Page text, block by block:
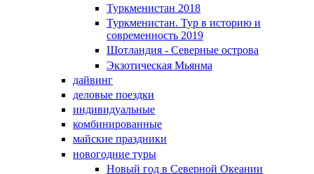
Туркменистан 2018
Туркменистан. Тур в историю и
современность 2019
Шотландия - Северные острова
Экзотическая Мьянма
дайвинг
деловые поездки
индивидуальные
комбинированные
майские праздники
новогодние туры
Новый год в Северной Океании